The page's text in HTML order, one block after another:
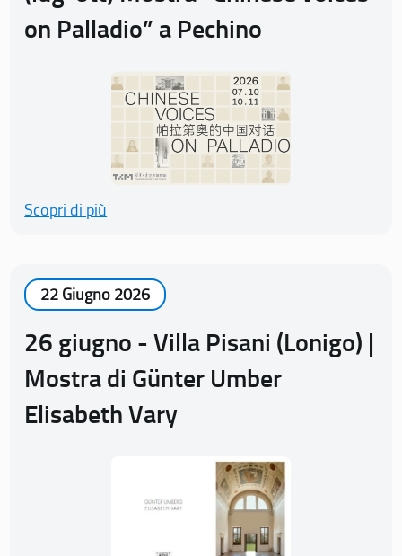
on Palladio” a Pechino
Scopri di più
22 Giugno 2026
26 giugno - Villa Pisani (Lonigo) |
Mostra di Günter Umber
Elisabeth Vary